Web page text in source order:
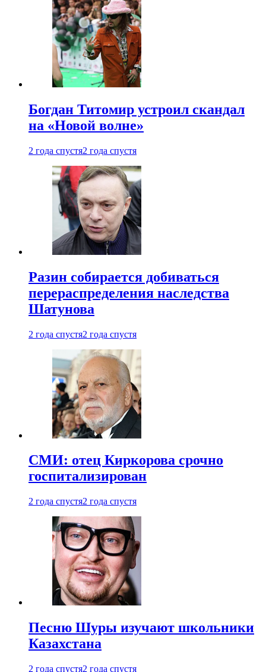
Богдан Титомир устроил скандал
на «Новой волне»
2 года спустя2 года спустя
Разин собирается добиваться
перераспределения наследства
Шатунова
2 года спустя2 года спустя
СМИ: отец Киркорова срочно
госпитализирован
2 года спустя2 года спустя
Песню Шуры изучают школьники
Казахстана
2 года спустя2 года спустя